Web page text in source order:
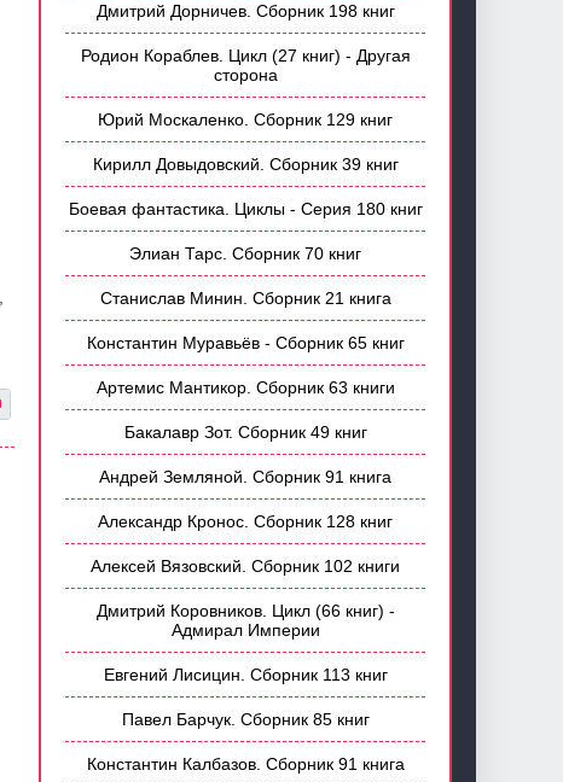
Дмитрий Дорничев. Сборник 198 книг
Родион Кораблев. Цикл (27 книг) - Другая
сторона
Юрий Москаленко. Сборник 129 книг
Кирилл Довыдовский. Сборник 39 книг
Боевая фантастика. Циклы - Серия 180 книг
Элиан Тарс. Сборник 70 книг
Станислав Минин. Сборник 21 книга
Константин Муравьёв - Сборник 65 книг
Артемис Мантикор. Сборник 63 книги
Бакалавр Зот. Сборник 49 книг
Андрей Земляной. Сборник 91 книга
Александр Кронос. Сборник 128 книг
Алексей Вязовский. Сборник 102 книги
Дмитрий Коровников. Цикл (66 книг) -
Адмирал Империи
Евгений Лисицин. Сборник 113 книг
Павел Барчук. Сборник 85 книг
Константин Калбазов. Сборник 91 книга